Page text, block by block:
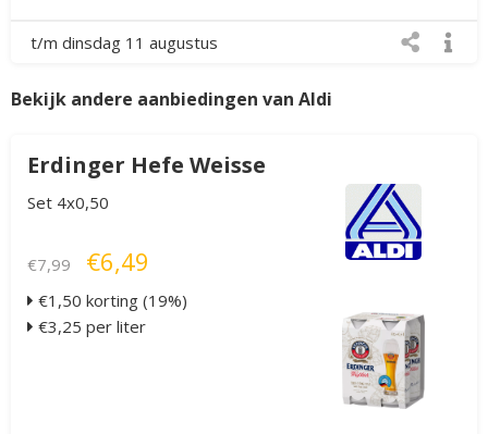
t/m dinsdag 11 augustus
Bekijk andere aanbiedingen van Aldi
Erdinger Hefe Weisse
Set 4x0,50
€7,99 €6,49
€1,50 korting (19%)
€3,25 per liter